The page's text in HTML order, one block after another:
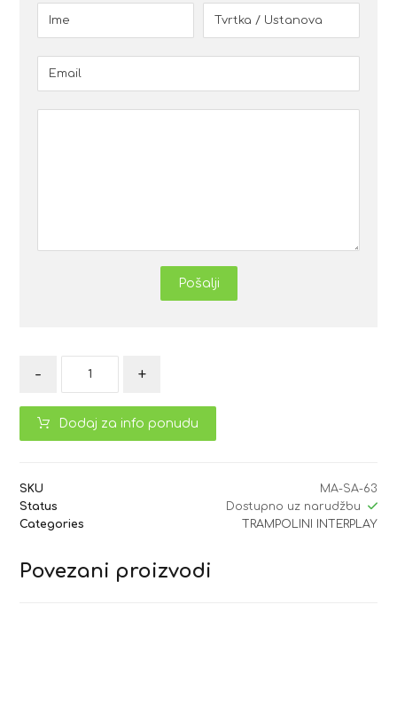
Pošalji
- +
Dodaj za info ponudu
SKU
MA-SA-63
Status
Dostupno uz narudžbu
Categories
TRAMPOLINI INTERPLAY
Povezani proizvodi